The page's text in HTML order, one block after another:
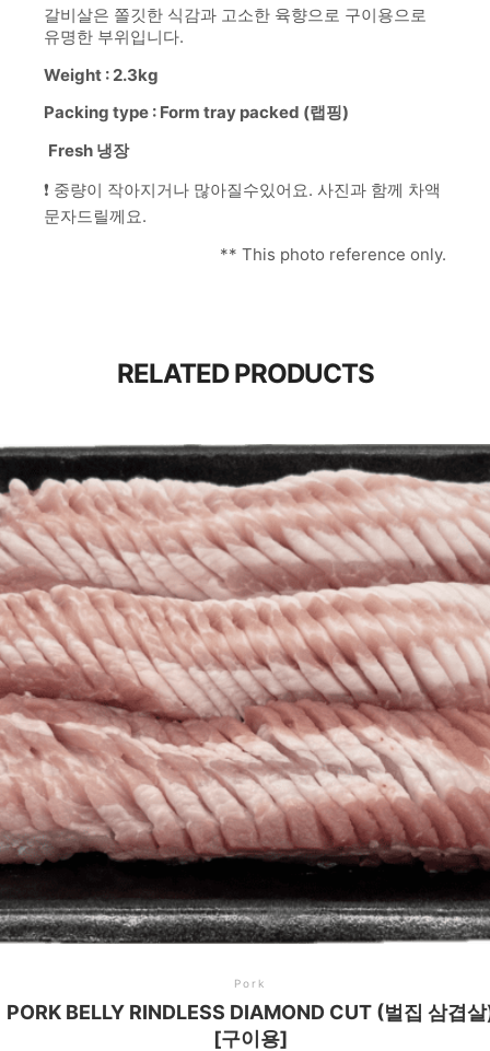
갈비살은 쫄깃한 식감과 고소한 육향으로 구이용으로
유명한 부위입니다.
Weight : 2.3kg
Packing type : Form tray packed (랩핑)
Fresh 냉장
❗ 중량이 작아지거나 많아질수있어요. 사진과 함께 차액
문자드릴께요.
** This photo reference only.
RELATED PRODUCTS
Pork
PORK BELLY RINDLESS DIAMOND CUT (벌집 삼겹
[구이용]